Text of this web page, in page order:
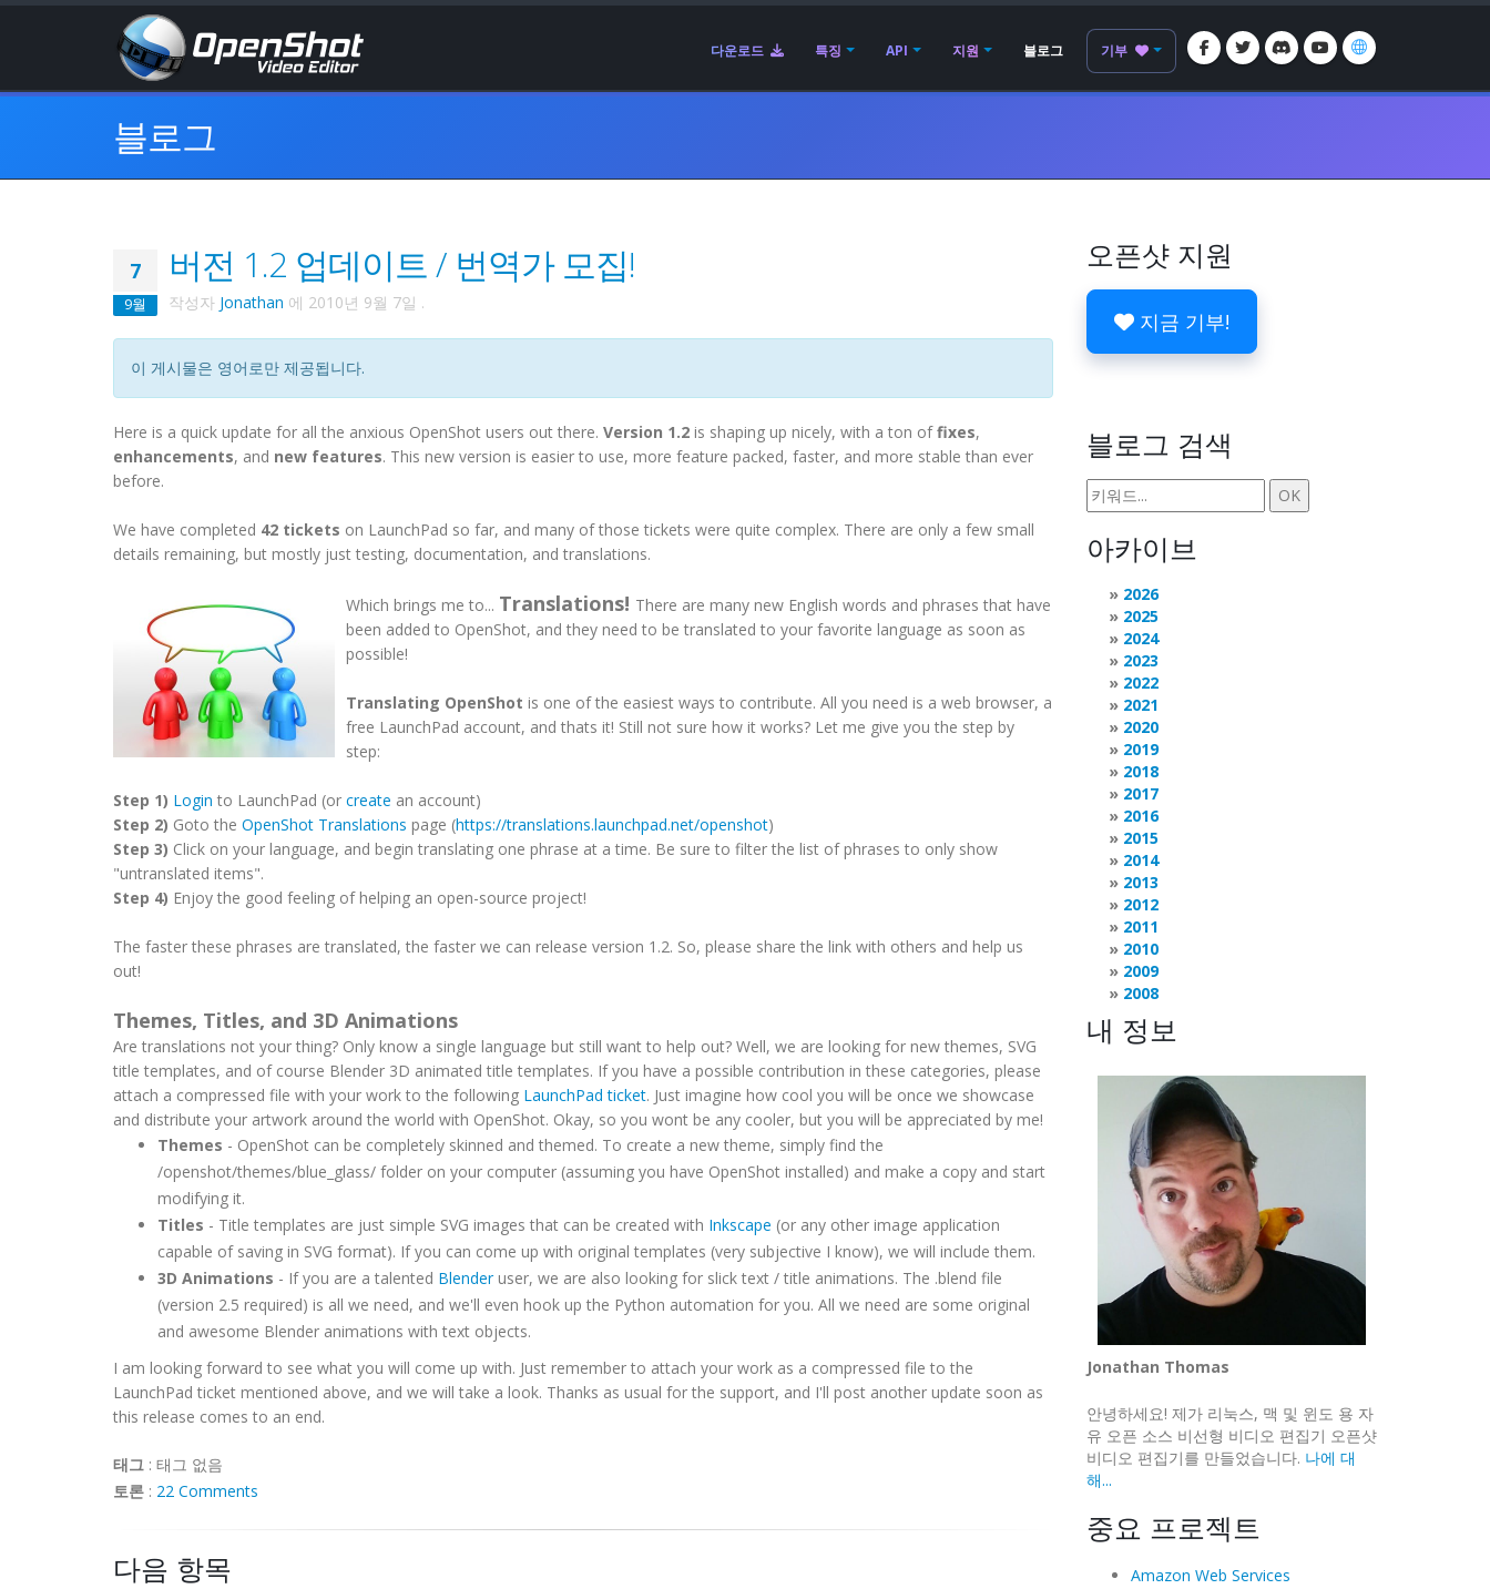
다운로드 특징 API 지원 블로그 기부
블로그
7
9월
버전 1.2 업데이트 / 번역가 모집!
작성자 Jonathan 에 2010년 9월 7일 .
이 게시물은 영어로만 제공됩니다.
Here is a quick update for all the anxious OpenShot users out there. Version 1.2 is shaping up nicely, with a ton offixes,
enhancements, and new features. This new version is easier to use, more feature packed, faster, and more stable than ever
before.
We have completed 42 tickets on LaunchPad so far, and many of those tickets were quite complex. There are only a few small
details remaining, but mostly just testing, documentation, and translations.
Which brings me to... Translations! There are many new English words and phrases that have
been added to OpenShot, and they need to be translated to your favorite language as soon as
possible!
Translating OpenShot is one of the easiest ways to contribute. All you need is a web browser, a
free LaunchPad account, and thats it! Still not sure how it works? Let me give you the step by
step:
Step 1) Login to LaunchPad (or create an account)
Step 2) Goto the OpenShot Translations page (https://translations.launchpad.net/openshot)
Step 3) Click on your language, and begin translating one phrase at a time. Be sure to filter the list of phrases to only show
"untranslated items".
Step 4) Enjoy the good feeling of helping an open-source project!
The faster these phrases are translated, the faster we can release version 1.2. So, please share the link with others and help us
out!
Themes, Titles, and 3D Animations
Are translations not your thing? Only know a single language but still want to help out? Well, we are looking for new themes, SVG
title templates, and of course Blender 3D animated title templates. If you have a possible contribution in these categories, please
attach a compressed file with your work to the following LaunchPad ticket. Just imagine how cool you will be once we showcase
and distribute your artwork around the world with OpenShot. Okay, so you wont be any cooler, but you will be appreciated by me!
Themes - OpenShot can be completely skinned and themed. To create a new theme, simply find the
/openshot/themes/blue_glass/ folder on your computer (assuming you have OpenShot installed) and make a copy and start
modifying it.
Titles - Title templates are just simple SVG images that can be created with Inkscape (or any other image application
capable of saving in SVG format). If you can come up with original templates (very subjective I know), we will include them.
3D Animations - If you are a talented Blenderuser, we are also looking for slick text / title animations. The .blend file
(version 2.5 required) is all we need, and we'll even hook up the Python automation for you. All we need are some original
and awesome Blender animations with text objects.
I am looking forward to see what you will come up with. Just remember to attach your work as a compressed file to the
LaunchPad ticket mentioned above, and we will take a look. Thanks as usual for the support, and I'll post another update soon as
this release comes to an end.
태그 : 태그 없음
토론 : 22 Comments
다음 항목
오픈샷 지원
지금 기부!
블로그 검색
아카이브
2026
2025
2024
2023
2022
2021
2020
2019
2018
2017
2016
2015
2014
2013
2012
2011
2010
2009
2008
내 정보
Jonathan Thomas
안녕하세요! 제가 리눅스, 맥 및 윈도 용 자
유 오픈 소스 비선형 비디오 편집기 오픈샷
비디오 편집기를 만들었습니다. 나에 대
해...
중요 프로젝트
Amazon Web Services